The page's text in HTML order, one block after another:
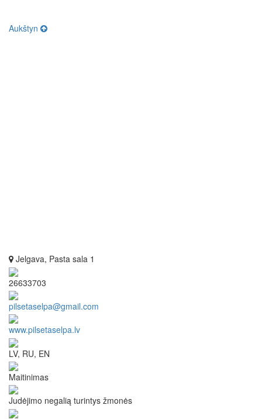
Aukštyn
Jelgava, Pasta sala 1
26633703
pilsetaselpa@gmail.com
www.pilsetaselpa.lv
LV, RU, EN
Maitinimas
Judėjimo negalią turintys žmonės